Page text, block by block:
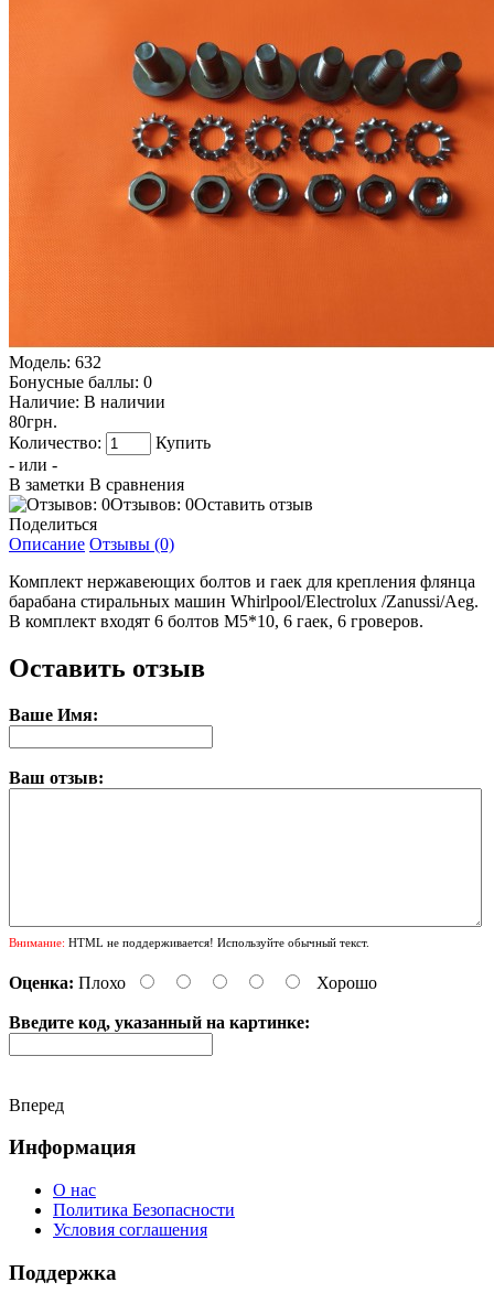
Модель: 632
Бонусные баллы: 0
Наличие: В наличии
80грн.
Количество:
Купить
- или -
В заметки В сравнения
Отзывов: 0Оставить отзыв
Поделиться
Описание Отзывы (0)
Комплект нержавеющих болтов и гаек для крепления флянца
барабана стиральных машин Whirlpool/Electrolux /Zanussi/Aeg.
В комплект входят 6 болтов М5*10, 6 гаек, 6 гроверов.
Оставить отзыв
Ваше Имя:
Ваш отзыв:
Внимание: HTML не поддерживается! Используйте обычный текст.
Оценка: Плохо Хорошо
Введите код, указанный на картинке:
Вперед
Информация
О нас
Политика Безопасности
Условия соглашения
Поддержка